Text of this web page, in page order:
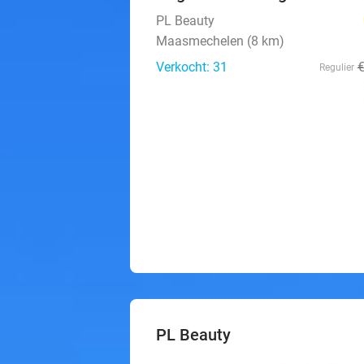
PL Beauty
Maasmechelen (8 km)
Verkocht: 31
Regulier
PL Beauty